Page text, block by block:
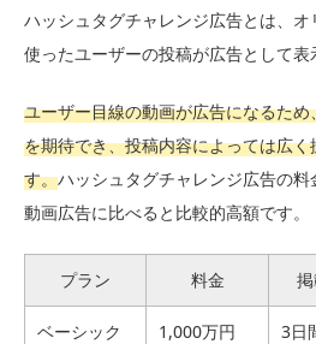
ハッシュタグチャレンジ広告とは、
使ったユーザーの投稿が広告として表
ユーザー目線の動画が広告になるた
を期待でき、投稿内容によっては広
す。ハッシュタグチャレンジ広告の
動画広告に比べると比較的高額です。
プラン 料金
ベーシック
1,000万円 3日